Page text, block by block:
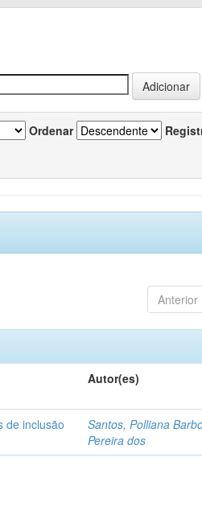
Ordenar
Anterior
Autor(es)
de inclusão
Santos, Polliana
Pereira dos